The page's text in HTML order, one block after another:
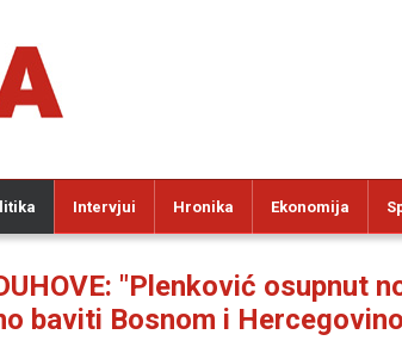
Intervjui Hronika Ekonomija
"Plenković osupnut
baviti Bosnom i